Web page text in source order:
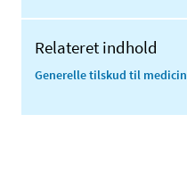
Relateret indhold
Generelle tilskud til medicin